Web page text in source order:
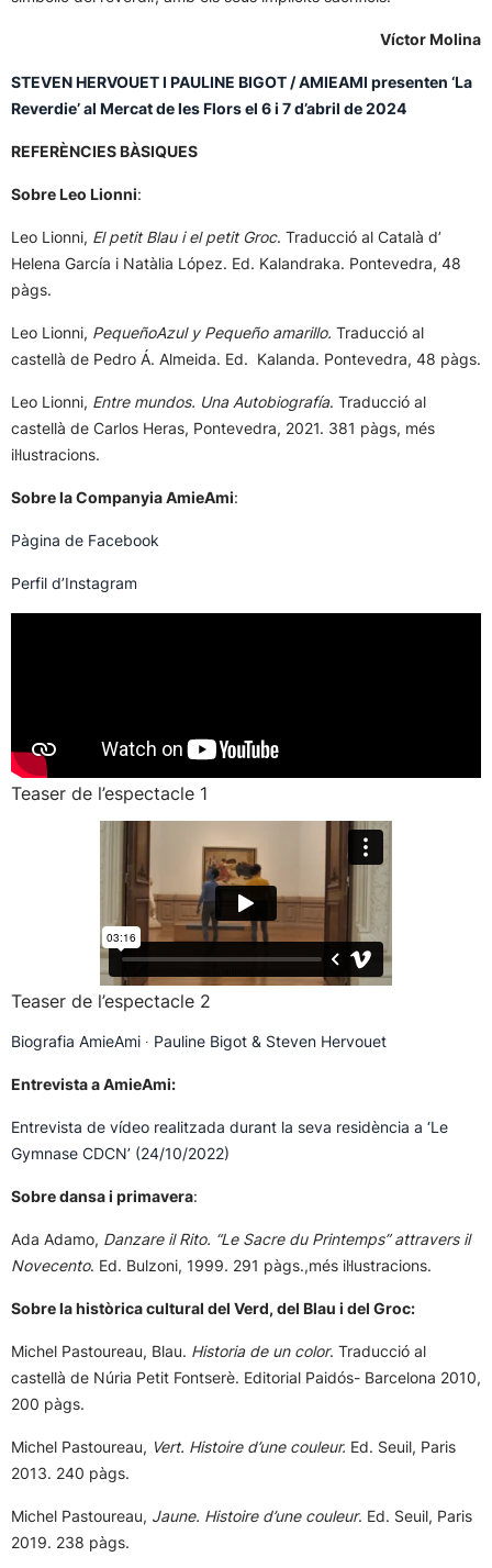
Víctor Molina
STEVEN HERVOUET I PAULINE BIGOT / AMIEAMI presenten ‘La
Reverdie’ al Mercat de les Flors el 6 i 7 d’abril de 2024
REFERÈNCIES BÀSIQUES
Sobre Leo Lionni:
Leo Lionni, El petit Blau i el petit Groc. Traducció al Català d’
Helena García i Natàlia López. Ed. Kalandraka. Pontevedra, 48
pàgs.
Leo Lionni, PequeñoAzul y Pequeño amarillo. Traducció al
castellà de Pedro Á. Almeida. Ed. Kalanda. Pontevedra, 48 pàgs.
Leo Lionni, Entre mundos. Una Autobiografía. Traducció al
castellà de Carlos Heras, Pontevedra, 2021. 381 pàgs, més
il·lustracions.
Sobre la Companyia AmieAmi:
Pàgina de Facebook
Perfil d’Instagram
Teaser de l’espectacle 1
Teaser de l’espectacle 2
Biografia AmieAmi ∙ Pauline Bigot & Steven Hervouet
Entrevista a AmieAmi:
Entrevista de vídeo realitzada durant la seva residència a ‘Le
Gymnase CDCN’ (24/10/2022)
Sobre dansa i primavera:
Ada Adamo, Danzare il Rito. “Le Sacre du Printemps” attravers il
Novecento. Ed. Bulzoni, 1999. 291 pàgs.,més il·lustracions.
Sobre la històrica cultural del Verd, del Blau i del Groc:
Michel Pastoureau, Blau. Historia de un color. Traducció al
castellà de Núria Petit Fontserè. Editorial Paidós- Barcelona 2010,
200 pàgs.
Michel Pastoureau, Vert. Histoire d’une couleur. Ed. Seuil, Paris
2013. 240 pàgs.
Michel Pastoureau, Jaune. Histoire d’une couleur. Ed. Seuil, Paris
2019. 238 pàgs.